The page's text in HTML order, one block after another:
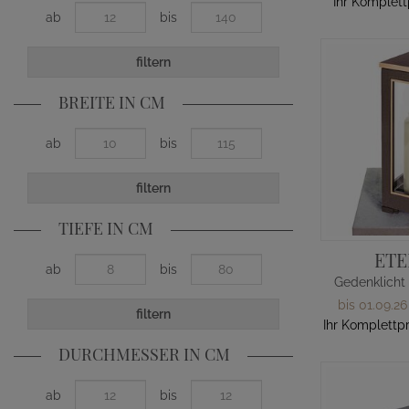
bis
Ihr
ab bis
filtern
BREITE IN CM
ab bis
filtern
TIEFE IN CM
ab bis
filtern
DURCHMESSER IN CM
ab bis